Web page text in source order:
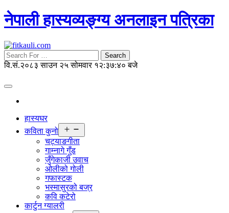
नेपाली हास्यव्यङ्ग्य अनलाइन पत्रिका
Search
वि.सं.२०८३ साउन २५ सोमवार १२:३७:४१ बजे
हास्यघर
कविता कुनो
menu
चट्याङगीता
गाम्नागे गुँड
जुँगेकाजी उवाच
ओलीको गोली
गफास्टक
भस्मासुरको बज्र
कवि कटेरो
कार्टुन ग्यालरी